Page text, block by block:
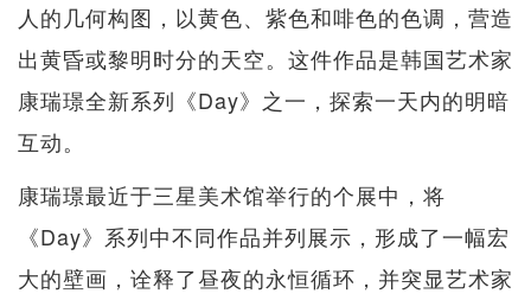
人的几何构图，以黄色、紫色和啡色的色调，营造
出黄昏或黎明时分的天空。这件作品是韩国艺术家
康瑞璟全新系列《Day》之一，探索一天内的明暗
互动。
康瑞璟最近于三星美术馆举行的个展中，将
《Day》系列中不同作品并列展示，形成了一幅宏
大的壁画，诠释了昼夜的永恒循环，并突显艺术家